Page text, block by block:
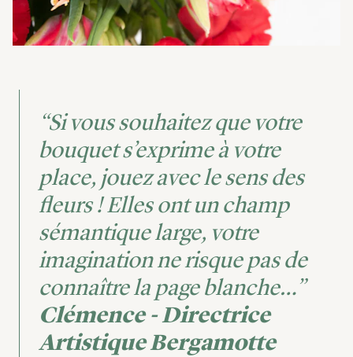
“Si vous souhaitez que votre
bouquet s’exprime à votre
place, jouez avec le sens des
fleurs ! Elles ont un champ
sémantique large, votre
imagination ne risque pas de
connaître la page blanche…”
Clémence - Directrice
Artistique Bergamotte